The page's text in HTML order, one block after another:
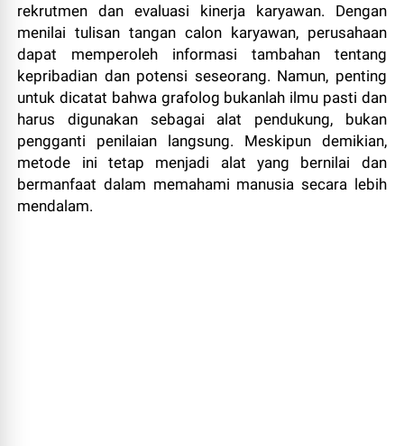
rekrutmen dan evaluasi kinerja karyawan. Dengan
menilai tulisan tangan calon karyawan, perusahaan
dapat memperoleh informasi tambahan tentang
kepribadian dan potensi seseorang. Namun, penting
untuk dicatat bahwa grafolog bukanlah ilmu pasti dan
harus digunakan sebagai alat pendukung, bukan
pengganti penilaian langsung. Meskipun demikian,
metode ini tetap menjadi alat yang bernilai dan
bermanfaat dalam memahami manusia secara lebih
mendalam.